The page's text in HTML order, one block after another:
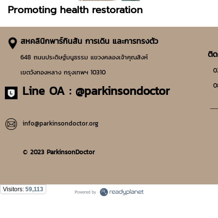
Promoting health restoration
สหคลินิกพาร์กินสัน การเดิน และการทรงตัว
648 ถนนประดิษฐ์มนูธรรม แขวงคลองเจ้าคุณสิงห์
เขตวังทองหลาง กรุงเทพฯ 10310
Line OA : @parkinsondoctor
info@parkinsondoctor.org
© 2023 ParkinsonDoctor
ติ
Visitors: 59,113